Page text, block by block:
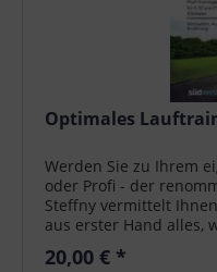
Optimales
Werden Sie zu Ihrem
oder Profi - der
Steffny vermittelt
aus erster Hand alles,
Theorie und Praxis
20,00 € *